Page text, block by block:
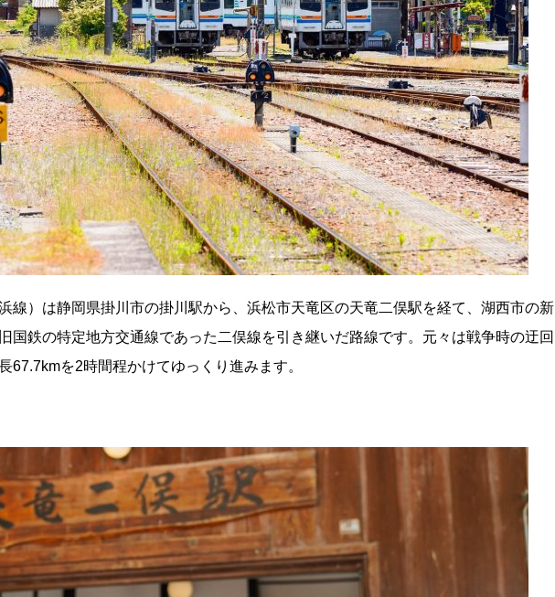
線）は静岡県掛川市の掛川駅から、浜松市天竜区の天竜二俣駅を経て、湖西市の新
国鉄の特定地方交通線であった二俣線を引き継いだ路線です。元々は戦争時の迂回
67.7kmを2時間程かけてゆっくり進みます。